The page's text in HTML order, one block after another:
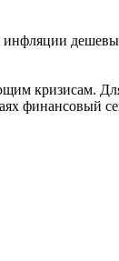
инфляции
кризисам.
финансовый